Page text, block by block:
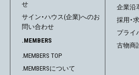
せ
サイン・ハウス(企業)へのお
問い合わせ
.MEMBERS
.MEMBERS TOP
.MEMBERSについて
企業沿
採用・
プライ
古物商